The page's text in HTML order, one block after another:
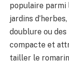
populaire parmi
jardins
doublure ou
compacte et
tailler le